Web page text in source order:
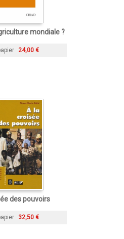
mondiale ?
24,00 €
des pouvoirs
32,50 €